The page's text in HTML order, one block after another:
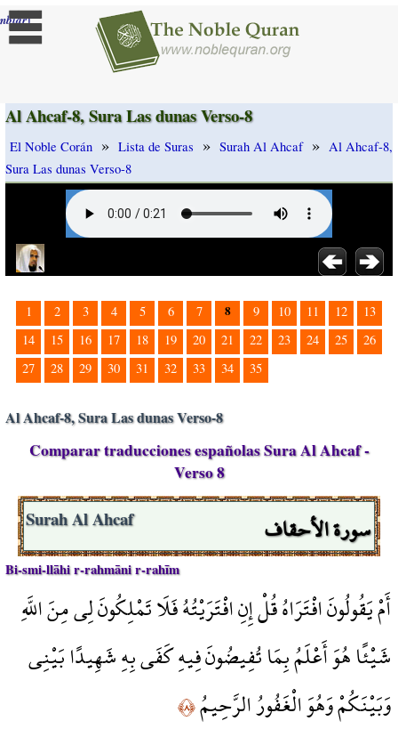
]
Al Ahcaf-8, Sura Las dunas Verso-8
El Noble Corán » Lista de Suras » Surah Al Ahcaf » Al Ahcaf-8,
Sura Las dunas Verso-8
1 2 3 4 5 6 7 8 9 10 11 12
13
14
15 16 17 18 19 20 21 22 23 24 25
26
27
28 29 30 31 32 33 34 35
Al Ahcaf-8, Sura Las dunas Verso-8
Comparar traducciones españolas Sura Al Ahcaf -
Verso 8
سورة الأحقاف Surah Al Ahcaf
Bi-smi-llāhi r-rahmāni r-rahīm
أَمْ يَقُولُونَ افْتَرَاهُ قُلْ إِنِ افْتَرَيْتُهُ فَلَا تَمْلِكُونَ لِي مِنَ اللَّهِ
شَيْئًا هُوَ أَعْلَمُ بِمَا تُفِيضُونَ فِيهِ كَفَى بِهِ شَهِيدًا بَيْنِي
وَبَيْنَكُمْ وَهُوَ الْغَفُورُ الرَّحِيمُ﴿٨﴾